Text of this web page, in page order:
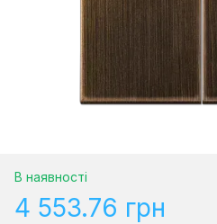
В наявності
4 553.76 грн